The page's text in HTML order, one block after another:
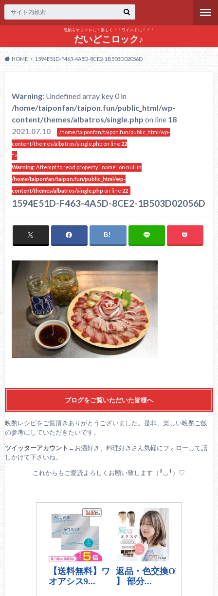
晩酌をオシャレに！楽しく！！ワイルドに！！！
だいどこロック♪
HOME 1594E51D-F463-4A5D-8CE2-1B503D02056D
Warning: Undefined array key 0 in
/home/taiponfan/taipon.fun/public_html/wp-
content/themes/albatros/single.php on line 18
2021.07.10
/home/taiponfan/taipon.fun/public_html/wp-
content/themes/albatros/single.php on line 22
">
Warning: Attempt to read property "name" on null in
/home/taiponfan/taipon.fun/public_html/wp-
content/themes/albatros/single.php on line 22
1594E51D-F463-4A5D-8CE2-1B503D02056D
ブログをご覧いただいた皆様へ
晩酌レシピをご覧頂きありがとうございました。是非、楽しい晩酌ご飯
の参考にしていただきたいです。
ツイッターアカウント ←お酒好き、料理好きさん気軽にフォローして話
しかけて下さいね。
これからもご愛読よろしくお願い致します（╹◡╹）♡